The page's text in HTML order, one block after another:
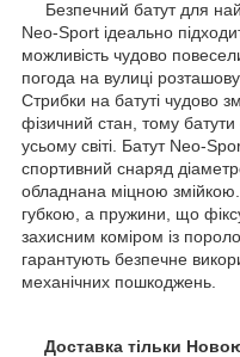
Безпечний батут для
Neo-Sport ідеально
можливість чудово
погода на вулиці
Стрибки на батуті чудово
фізичний стан, тому
усьому світі. Батут Neo-
спортивний снаряд
обладнана міцною
губкою, а пружини, що
захисним коміром із
гарантують безпечне
механічних пошкоджень.
Доставка тільки